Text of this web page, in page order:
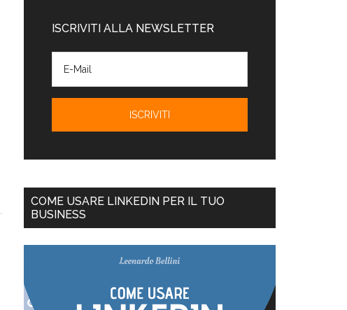
ISCRIVITI ALLA NEWSLETTER
COME USARE LINKEDIN PER IL TUO
BUSINESS